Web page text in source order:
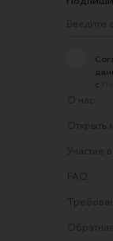
с
О нас
Открыть
Участие
FAQ